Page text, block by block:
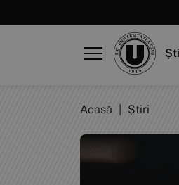
Acasă Știri